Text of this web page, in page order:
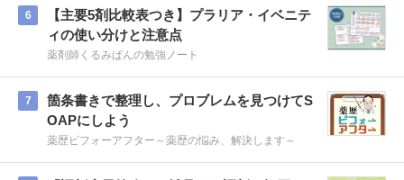
6
【主要5剤比較表つき】プラリア・イベニテ
ィの使い分けと注意点
薬剤師くるみぱんの勉強ノート
7
箇条書きで整理し、プロブレムを見つけてS
OAPにしよう
薬歴ビフォーアフター～薬歴の悩み、解決します～